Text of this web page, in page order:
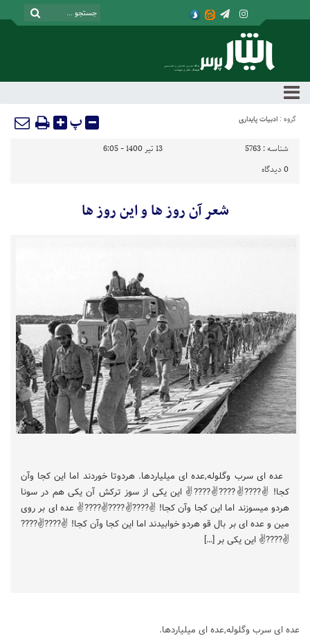
گروه : ادبیات پایداری پ
شناسه : 5763
13 تیر 1400 - 6:05
0 دیدگاه
شعر آن روز ها و این روز ها
عده ای سرب وگلوله,عده ای میلیاردها. هردوتا خوردند اما این کجا وآن
کجا! ✌????✌????✌????✌ این یکی از سوز ترکش آن یکی هم در سونا
هردو میسوزند اما این کجا وآن کجا! ✌????✌????✌????✌ عده ای بر روی
مین و عده ای بر بال قو هردو خوابیدند اما این کجا وآن کجا! ✌????✌????
✌????✌ این یکی بر […]
عده ای سرب وگلوله,عده ای میلیاردها.